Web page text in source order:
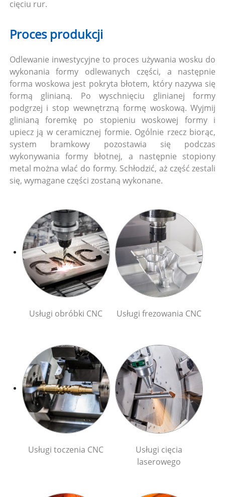
cięciu rur.
Proces produkcji
Odlewanie inwestycyjne to proces używania wosku do
wykonania formy odlewanych części, a następnie
forma woskowa jest pokryta błotem, który nazywa się
formą glinianą. Po wyschnięciu glinianej formy
podgrzej i stop wewnętrzną formę woskową. Wyjmij
glinianą foremkę po stopieniu woskowej formy i
upiecz ją w ceramicznej formie. Ogólnie rzecz biorąc,
system bramkowy pozostawia się podczas
wykonywania formy błotnej, a następnie stopiony
metal można wlać do formy. Schłodzić, aż część zestali
się, wymagane części zostaną wykonane.
Usługi obróbki CNC Usługi frezowania CNC
Usługi toczenia CNC
Usługi cięcia
laserowego